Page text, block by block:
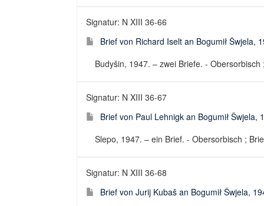
Signatur: N XIII 36-66
Brief von Richard Iselt an Bogumił Šwjela,
Budyšin, 1947. – zwei Briefe. -
Signatur: N XIII 36-67
Brief von Paul Lehnigk an Bogumił Šwjela,
Slepo, 1947. – ein Brief. - Obersorbisch ;
Signatur: N XIII 36-68
Brief von Jurij Kubaš an Bogumił Šwjela,